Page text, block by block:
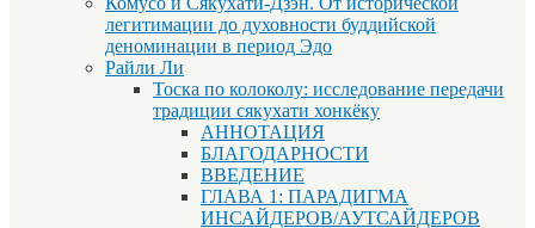
легитимации до духовности буддийской
деноминации в период Эдо
Райли Ли
Тоска по колоколу: исследование передачи
традиции сякухати хонкёку
АННОТАЦИЯ
БЛАГОДАРНОСТИ
ВВЕДЕНИЕ
ГЛАВА 1: ПАРАДИГМА
ИНСАЙДЕРОВ/АУТСАЙДЕРОВ